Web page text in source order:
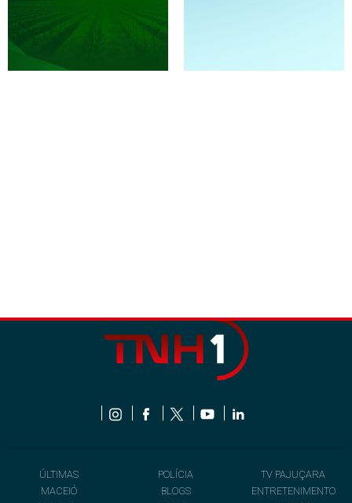
ÚLTIMAS
MACEIÓ
POLÍCIA
BLOGS
TV PAJUÇARA
ENTRETENIMENTO